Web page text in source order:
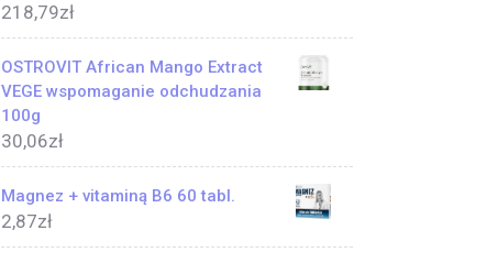
218,79zł
OSTROVIT African Mango Extract
VEGE wspomaganie odchudzania
100g
30,06zł
Magnez + vitaminą B6 60 tabl.
2,87zł